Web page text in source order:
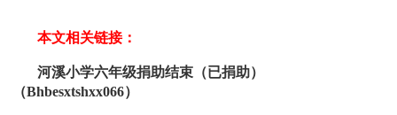
本文相关链接：
河溪小学六年级捐助结束（已捐助）
（Bhbesxtshxx066）